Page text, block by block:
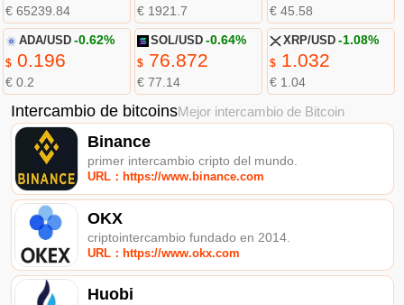
€ 65239.84 € 1921.7 € 45.58
ADA/USD -0.62%
$0.196
€ 0.2
SOL/USD -0.64%
$ 76.872
€ 77.14
XRP/USD -1.08%
$1.032
€ 1.04
Intercambio de bitcoinsMejor intercambio de Bitcoin
Binance
primer intercambio cripto del mundo.
URL：https://www.binance.com
OKX
criptointercambio fundado en 2014.
URL：https://www.okx.com
Huobi